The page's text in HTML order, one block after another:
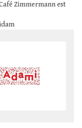
Zimmermann est